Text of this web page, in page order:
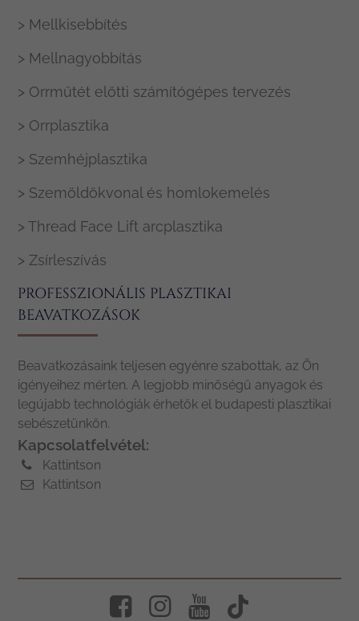
> Mellkisebbítés
> Mellnagyobbítás
> Orrműtét előtti számítógépes tervezés
> Orrplasztika
> Szemhéjplasztika
> Szemöldökvonal és homlokemelés
> Thread Face Lift arcplasztika
> Zsírleszívás
PROFESSZIONÁLIS PLASZTIKAI
BEAVATKOZÁSOK
Beavatkozásaink teljesen egyénre szabottak, az Ön
igényeihez mérten. A legjobb minőségű anyagok és
legújabb technológiák érhetők el budapesti plasztikai
sebészetünkön.
Kapcsolatfelvétel:
Kattintson
Kattintson